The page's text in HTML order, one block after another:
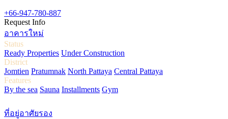
+66-947-780-887
Request Info
อาคารใหม่
Status
Ready Properties Under Construction
District
Jomtien Pratumnak North Pattaya Central Pattaya
Features
By the sea Sauna Installments Gym
ที่อยู่อาศัยรอง